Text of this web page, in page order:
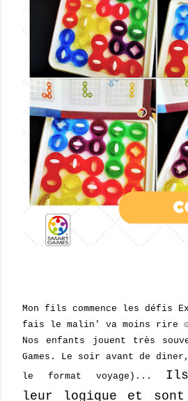
Mon fils commence les défis
fais le malin' va moins rire
Nos enfants jouent très
Games. Le soir avant de
le format voyage)...
leur logique et sont